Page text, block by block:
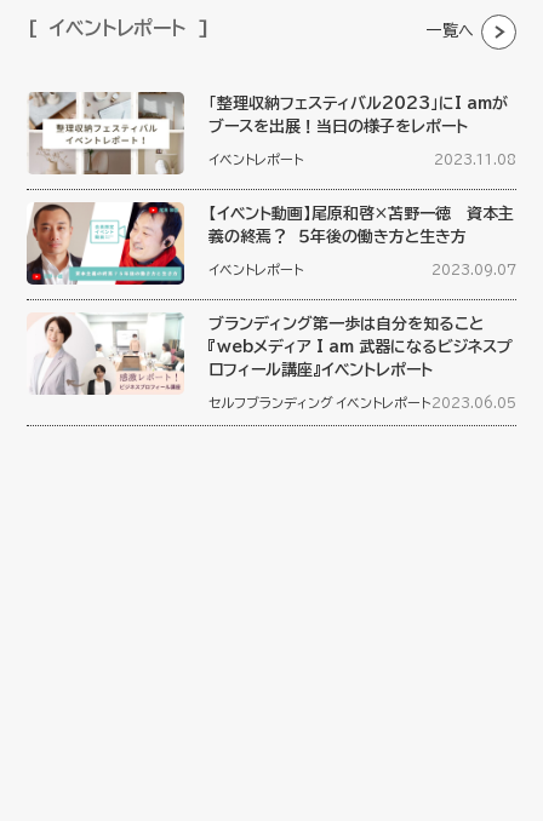
イベントレポート 一覧へ
「整理収納フェスティバル2023」にI amが
ブースを出展！当日の様子をレポート
イベントレポート 2023.11.08
【イベント動画】尾原和啓×苫野一徳 資本主
義の終焉？ ５年後の働き方と生き方
イベントレポート 2023.09.07
ブランディング第一歩は自分を知ること
『webメディア I am 武器になるビジネスプ
ロフィール講座』イベントレポート
セルフブランディング イベントレポート 2023.06.05